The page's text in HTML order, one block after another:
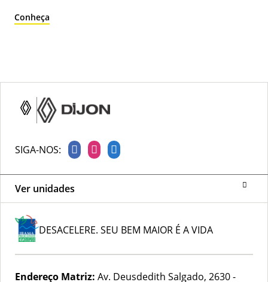
Conheça
Ver unidades
SIGA-NOS:
DESACELERE. SEU BEM MAIOR É A VIDA
Endereço Matriz: Av. Deusdedith Salgado, 2630 -